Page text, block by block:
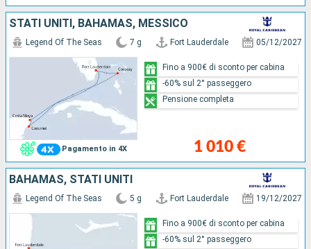
STATI UNITI, BAHAMAS, MESSICO
Pagamento in 4X
Legend Of The Seas 7 g Fort Lauderdale 05/12/2027
1 010 €
Fino a 900€ di sconto per cabina
-60% sul 2° passeggero
Pensione completa
BAHAMAS, STATI UNITI
Legend Of The Seas 5 g Fort Lauderdale 19/12/2027
Fino a 900€ di sconto per cabina
-60% sul 2° passeggero